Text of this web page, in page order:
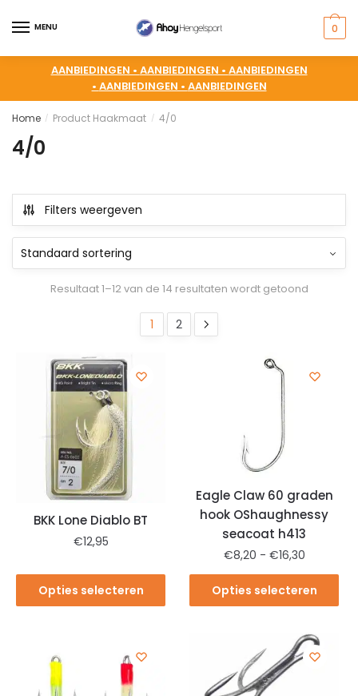
MENU 0
AANBIEDINGEN • AANBIEDINGEN • AANBIEDINGEN
• AANBIEDINGEN • AANBIEDINGEN
Home / Product Haakmaat / 4/0
4/0
Filters weergeven
Resultaat 1–12 van de 14 resultaten wordt getoond
1 2
BKK Lone Diablo BT
€12,95
Opties selecteren
Eagle Claw 60 graden
hook OShaughnessy
seacoat h413
€8,20 - €16,30
Opties selecteren